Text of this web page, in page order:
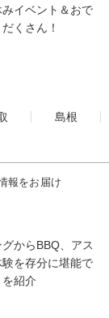
イベント＆おで
くさん！
島根
報をお届け
からBBQ、アス
を存分に堪能で
紹介